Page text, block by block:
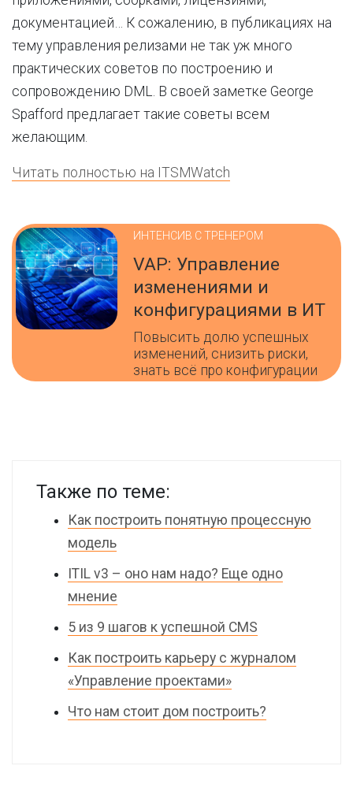
документацией… К сожалению, в публикациях на
тему управления релизами не так уж много
практических советов по построению и
сопровождению DML. В своей заметке George
Spafford предлагает такие советы всем
желающим.
Ч итать полностью на ITSMWatch
ИНТЕНСИВ С ТРЕНЕРОМ
VAP: Управление
изменениями и
конфигурациями в ИТ
Повысить долю успешных
изменений, снизить риски,
знать всё про конфигурации
Также по теме:
Как построить понятную процессную
модель
ITIL v3 – оно нам надо? Еще одно
мнение
5 из 9 шагов к успешной CMS
Как построить карьеру с журналом
«Управление проектами»
Что нам стоит дом построить?